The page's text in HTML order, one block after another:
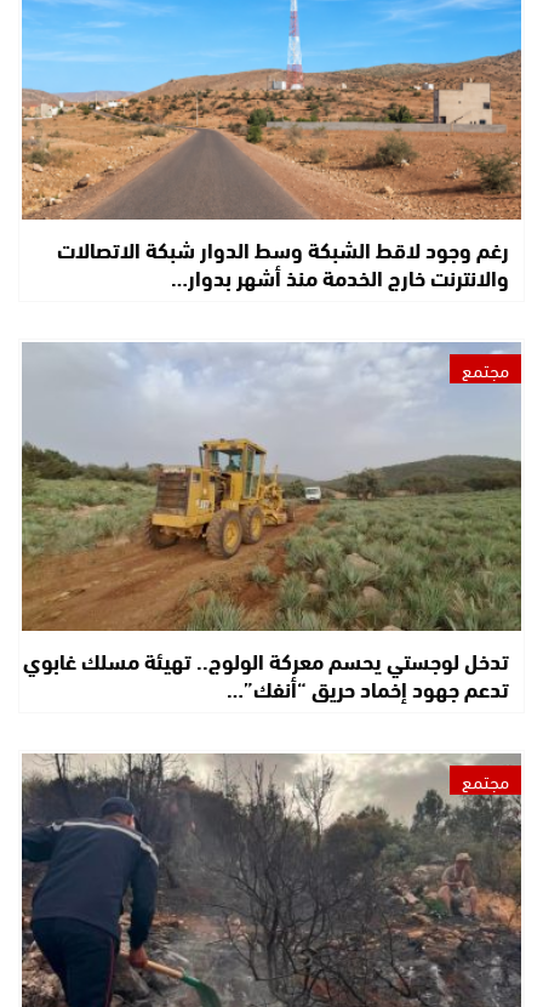
رغم وجود لاقط الشبكة وسط الدوار شبكة الاتصالات
والانترنت خارج الخدمة منذ أشهر بدوار…
مجتمع
تدخل لوجستي يحسم معركة الولوج.. تهيئة مسلك غابوي
تدعم جهود إخماد حريق “أنفك”…
مجتمع